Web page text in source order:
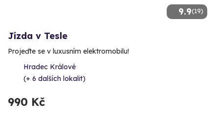
9.9(19)
Jízda v Tesle
Projeďte se v luxusním elektromobilu!
Hradec Králové
(+ 6 dalších lokalit)
990 Kč